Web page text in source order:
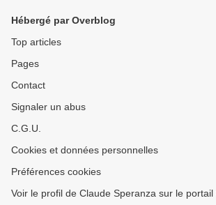
Hébergé par Overblog
Top articles
Pages
Contact
Signaler un abus
C.G.U.
Cookies et données personnelles
Préférences cookies
Voir le profil de Claude Speranza sur le portail